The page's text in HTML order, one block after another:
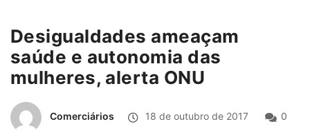
Desigualdades ameaçam
saúde e autonomia das
mulheres, alerta ONU
Comerciários 18 de outubro de 2017 0